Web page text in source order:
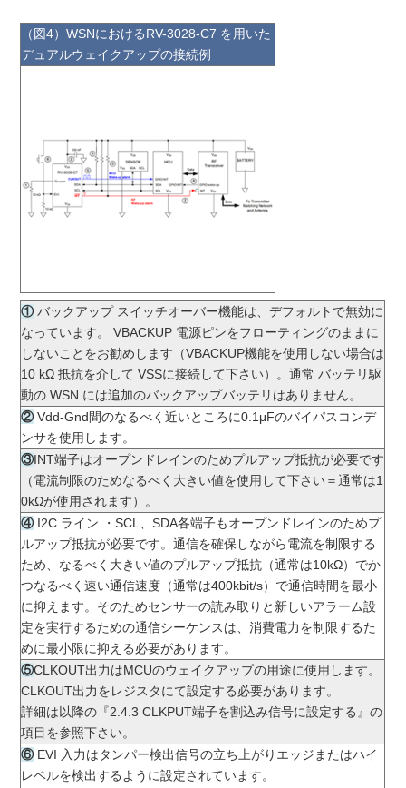
（図4）WSNにおけるRV-3028-C7 を用いた
デュアルウェイクアップの接続例
① バックアップ スイッチオーバー機能は、デフォルトで無効に
なっています。 VBACKUP 電源ピンをフローティングのままに
しないことをお勧めします（VBACKUP機能を使用しない場合は
10 kΩ 抵抗を介して VSSに接続して下さい）。通常 バッテリ駆
動の WSN には追加のバックアップバッテリはありません。
②Vdd-Gnd間のなるべく近いところに0.1μFのバイパスコンデ
ンサを使用します。
③INT端子はオープンドレインのためプルアップ抵抗が必要です
（電流制限のためなるべく大きい値を使用して下さい＝通常は1
0kΩが使用されます）。
④I2C ライン ・SCL、SDA各端子もオープンドレインのためプ
ルアップ抵抗が必要です。通信を確保しながら電流を制限する
ため、なるべく大きい値のプルアップ抵抗（通常は10kΩ）でか
つなるべく速い通信速度（通常は400kbit/s）で通信時間を最小
に抑えます。そのためセンサーの読み取りと新しいアラーム設
定を実行するための通信シーケンスは、消費電力を制限するた
めに最小限に抑える必要があります。
⑤CLKOUT出力はMCUのウェイクアップの用途に使用します。
CLKOUT出力をレジスタにて設定する必要があります。
詳細は以降の『2.4.3 CLKPUT端子を割込み信号に設定する』の
項目を参照下さい。
⑥EVI 入力はタンパー検出信号の立ち上がりエッジまたはハイ
レベルを検出するように設定されています。